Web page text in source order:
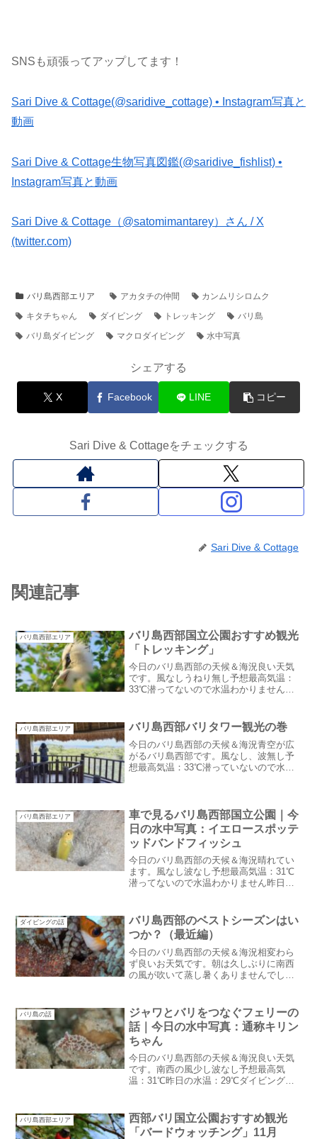
SNSも頑張ってアップしてます！
Sari Dive & Cottage(@saridive_cottage) • Instagram写真と
動画
Sari Dive & Cottage生物写真図鑑(@saridive_fishlist) •
Instagram写真と動画
Sari Dive & Cottage（@satomimantarey）さん / X
(twitter.com)
バリ島西部エリア アカタチの仲間
カンムリシロムク
キタチちゃん
ダイビング トレッキング
バリ島
バリ島ダイビング
マクロダイビング 水中写真
シェアする
X Facebook LINE コピー
Sari Dive & Cottageをチェックする
Sari Dive & Cottage
関連記事
バリ島西部エリア
バリ島西部国立公園おすすめ観光
「トレッキング」
今日のバリ島西部の天候＆海況良い天気
です。風なしうねり無し予想最高気温：
33℃潜ってないので水温わかりません最
乾季終わっちゃうのかなあ・・バリ島西
部国立公園おすすめ観光...
バリ島西部エリア バリ島西部バリタワー観光の巻
今日のバリ島西部の天候＆海況青空が広
がるバリ島西部です。風なし、波無し予
想最高気温：33℃潜っていないので水温
巻先日お休みの時に知り...
バリ島西部エリア
車で見るバリ島西部国立公園｜今
日の水中写真：イエロースポッテ
ッドバンドフィッシュ
今日のバリ島西部の天候＆海況晴れてい
ます。風なし波なし予想最高気温：31℃
潜ってないので水温わかりません昨日も
した。サリダイブも雨が降ったかな・・
ってちょっと期待したの...
ダイビングの話
バリ島西部のベストシーズンはい
つか？（最近編）
今日のバリ島西部の天候＆海況相変わら
ず良いお天気です。朝は久しぶりに南西
の風が吹いて蒸し暑くありませんでし
温：34℃昨日の水温：29℃バリ島側のビ
ーチに近いポイントはちょ...
バリ島の話
ジャワとバリをつなぐフェリーの
話｜今日の水中写真：通称キリン
ちゃん
今日のバリ島西部の天候＆海況良い天気
です。南西の風少し波なし予想最高気
温：31℃昨日の水温：29℃ダイビング日
つなぐフェリーの話昨日の深夜ギリマヌ
ックではフェリーが沈没...
バリ島西部エリア
西部バリ国立公園おすすめ観光
「バードウォッチング」11月